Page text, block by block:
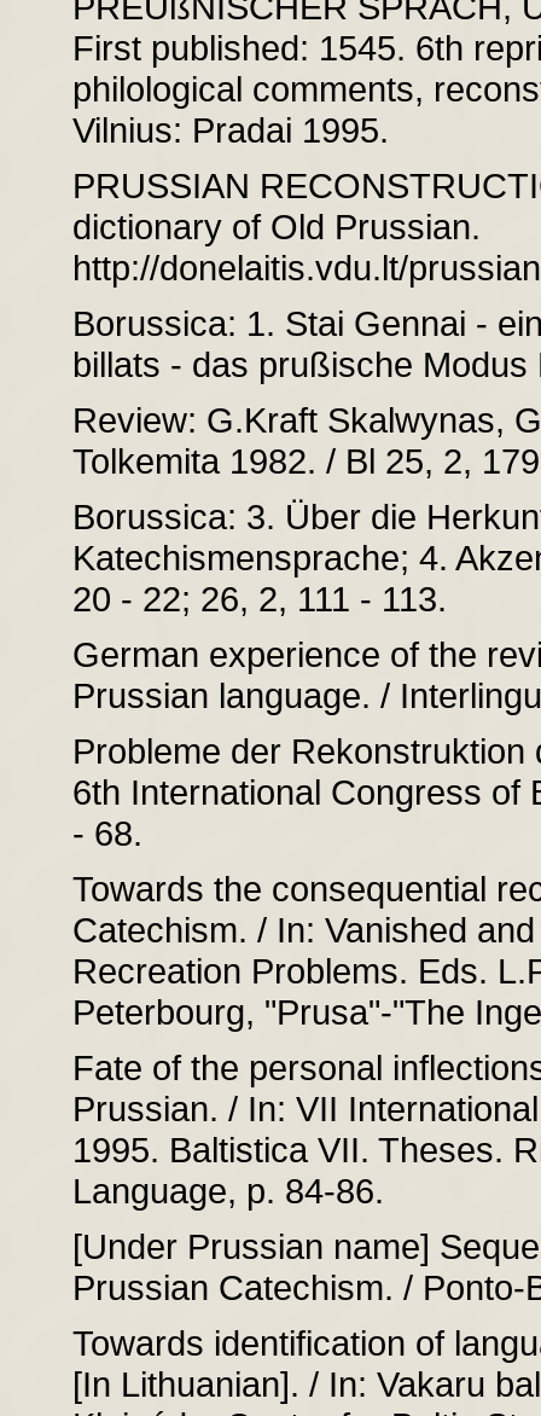
First published: 1545. 6th
philological comments,
Vilnius: Pradai 1995.
PRUSSIAN
dictionary of Old Prussian.
http://donelaitis.vdu.lt/
Borussica: 1. Stai Gennai -
billats - das prußische
Review: G.Kraft Skalwynas,
Tolkemita 1982. / Bl 25, 2,
Borussica: 3. Über die
Katechismensprache; 4.
20 - 22; 26, 2, 111 - 113.
German experience of the
Prussian language. /
Probleme der
6th International Congress of
- 68.
Towards the consequential
Catechism. / In: Vanished
Recreation Problems. Eds.
Peterbourg, "Prusa"-"The
Fate of the personal
Prussian. / In: VII
1995. Baltistica VII. Theses.
Language, p. 84-86.
[Under Prussian name]
Prussian Catechism. / Ponto-
Towards identification of
[In Lithuanian]. / In: Vakaru